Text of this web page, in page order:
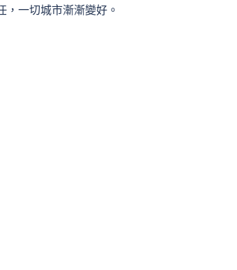
，一切城市漸漸變好。